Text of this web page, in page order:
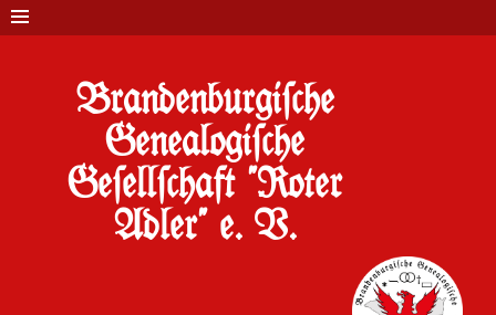
Brandenburgi#che
Genealogi#che
Ge#ell#chaft "Roter
Adler" e. V.